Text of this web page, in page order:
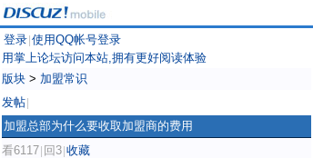
登录 使用QQ帐号登录
用掌上论坛访问本站,拥有更好阅读体验
版块 > 加盟常识
发帖
加盟总部为什么要收取加盟商的费用
看6117 回3 收藏